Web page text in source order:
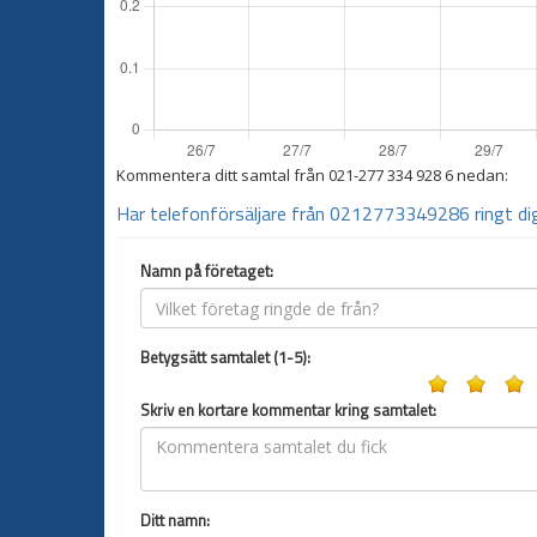
Kommentera ditt samtal från 021-277 334 928 6nedan:
Har telefonförsäljare från 0212773349286 ringt
Namn på företaget:
Betygsätt samtalet (1-5):
Skriv en kortare kommentar kring samtalet:
Ditt namn: